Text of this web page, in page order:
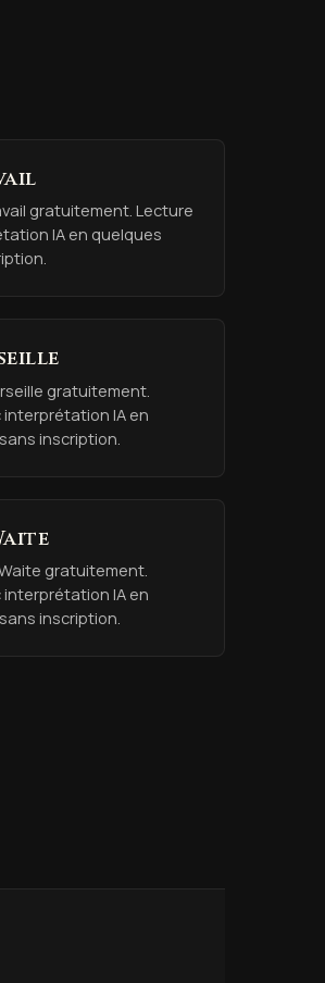
gratuitement. Lecture
IA en quelques
gratuitement.
IA en
inscription.
gratuitement.
IA en
inscription.